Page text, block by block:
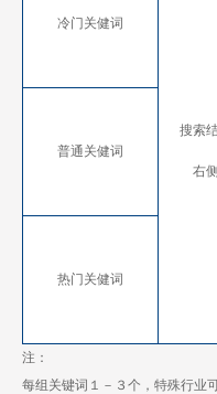
冷门关健词
搜索
右
普通关健词
热门关健词
注：
每组关键词１－３个，特殊行业